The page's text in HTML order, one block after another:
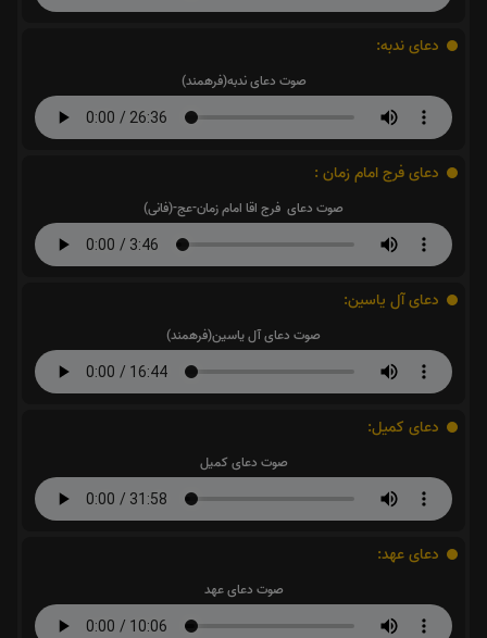
دعای ندبه:
صوت دعای ندبه(فرهمند)
دعای فرج امام زمان :
صوت دعای فرج اقا امام زمان-عج-(فانی)
دعای آل یاسین:
صوت دعای آل یاسین(فرهمند)
دعای کمیل:
صوت دعای کمیل
دعای عهد:
صوت دعای عهد